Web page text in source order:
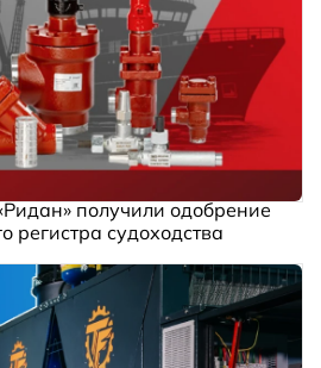
получили одобрение
регистра судоходства